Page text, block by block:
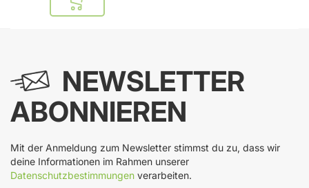
In den Warenkorb
NEWSLETTER
ABONNIEREN
Mit der Anmeldung zum Newsletter stimmst du zu, dass wir
deine Informationen im Rahmen unserer
Datenschutzbestimmungen verarbeiten.